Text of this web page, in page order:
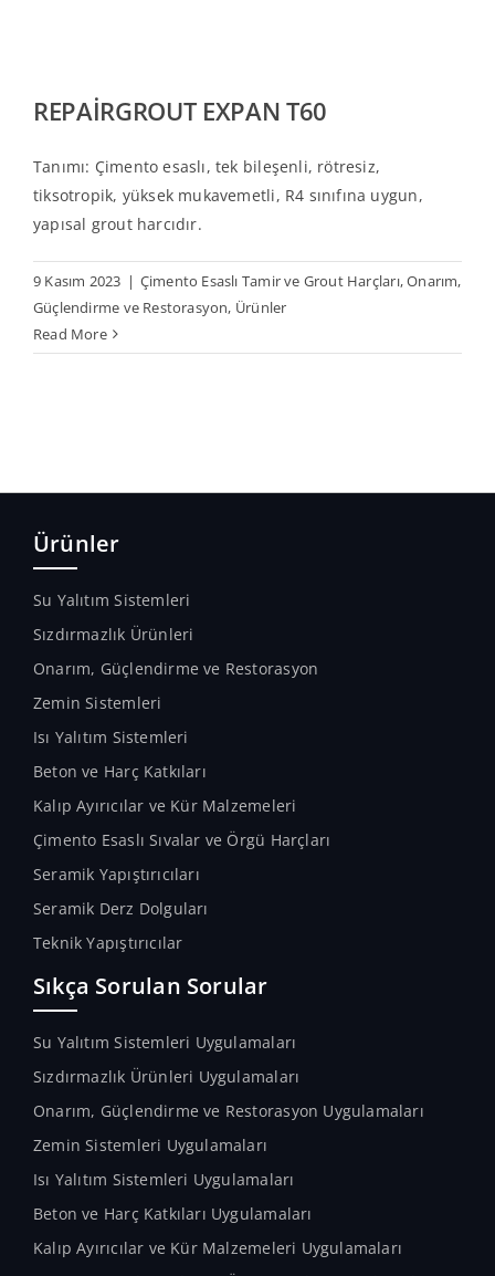
REPAİRGROUT EXPAN T60
Tanımı: Çimento esaslı, tek bileşenli, rötresiz,
tiksotropik, yüksek mukavemetli, R4 sınıfına uygun,
yapısal grout harcıdır.
9 Kasım 2023 | Çimento Esaslı Tamir ve Grout Harçları,Onarım,
Güçlendirme ve Restorasyon, Ürünler
Read More
Ürünler
Su Yalıtım Sistemleri
Sızdırmazlık Ürünleri
Onarım, Güçlendirme ve Restorasyon
Zemin Sistemleri
Isı Yalıtım Sistemleri
Beton ve Harç Katkıları
Kalıp Ayırıcılar ve Kür Malzemeleri
Çimento Esaslı Sıvalar ve Örgü Harçları
Seramik Yapıştırıcıları
Seramik Derz Dolguları
Teknik Yapıştırıcılar
Sıkça Sorulan Sorular
Su Yalıtım Sistemleri Uygulamaları
Sızdırmazlık Ürünleri Uygulamaları
Onarım, Güçlendirme ve Restorasyon Uygulamaları
Zemin Sistemleri Uygulamaları
Isı Yalıtım Sistemleri Uygulamaları
Beton ve Harç Katkıları Uygulamaları
Kalıp Ayırıcılar ve Kür Malzemeleri Uygulamaları